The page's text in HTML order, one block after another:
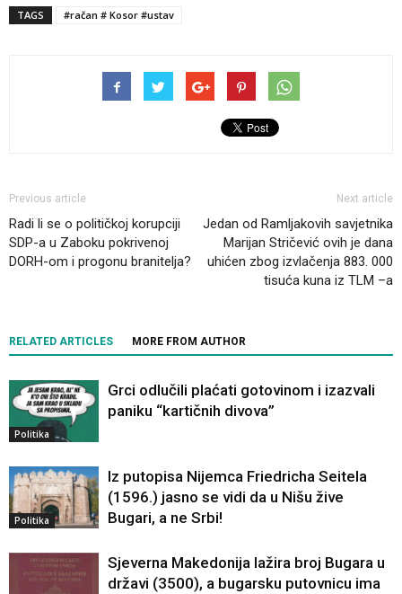
TAGS #račan # Kosor #ustav
Previous article
Radi li se o političkoj korupciji
SDP-a u Zaboku pokrivenoj
DORH-om i progonu branitelja?
Next article
Jedan od Ramljakovih savjetnika
Marijan Stričević ovih je dana
uhićen zbog izvlačenja 883. 000
tisuća kuna iz TLM –a
RELATED ARTICLES MORE FROM AUTHOR
Politika
Grci odlučili plaćati gotovinom i izazvali
paniku “kartičnih divova”
Politika
Iz putopisa Nijemca Friedricha Seitela
(1596.) jasno se vidi da u Nišu žive
Bugari, a ne Srbi!
Sjeverna Makedonija lažira broj Bugara u
državi (3500), a bugarsku putovnicu ima